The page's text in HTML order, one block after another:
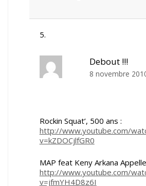
Debout !!!
8 novembre
Rockin Squat’, 500 ans :
http://www.youtube.com/
v=kZDOCjlfGR0
MAP feat Keny Arkana
http://www.youtube.com/
v=jfmYH4D8z6I